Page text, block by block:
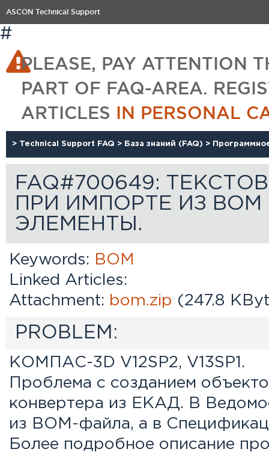
ASCON Technical Support
#
PLEASE, PAY ATTENTION
PART OF FAQ-AREA.
ARTICLES IN PERSONAL
> Technical Support FAQ > База знаний (FAQ) >
FAQ#700649:
ПРИ ИМПОРТЕ ИЗ
ЭЛЕМЕНТЫ.
Keywords: BOM
Linked Articles:
Attachment: bom.zip (247.8
PROBLEM:
КОМПАС-3D V12SP2, V13SP1.
Проблема с созданием
конвертера из ЕКАД. В
из BOM-файла, а в
Более подробное описание